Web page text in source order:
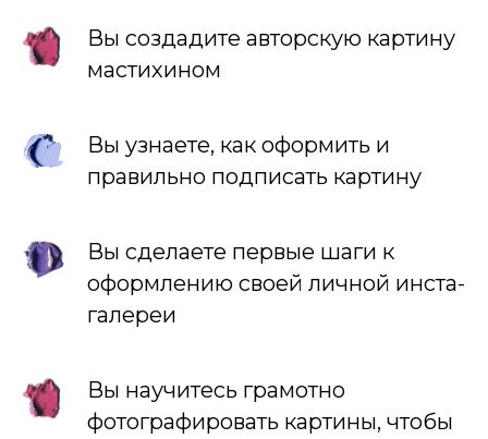
Вы создадите авторскую картину
мастихином
Вы узнаете, как оформить и
правильно подписать картину
Вы сделаете первые шаги к
оформлению своей личной инста-
галереи
Вы научитесь грамотно
фотографировать картины, чтобы